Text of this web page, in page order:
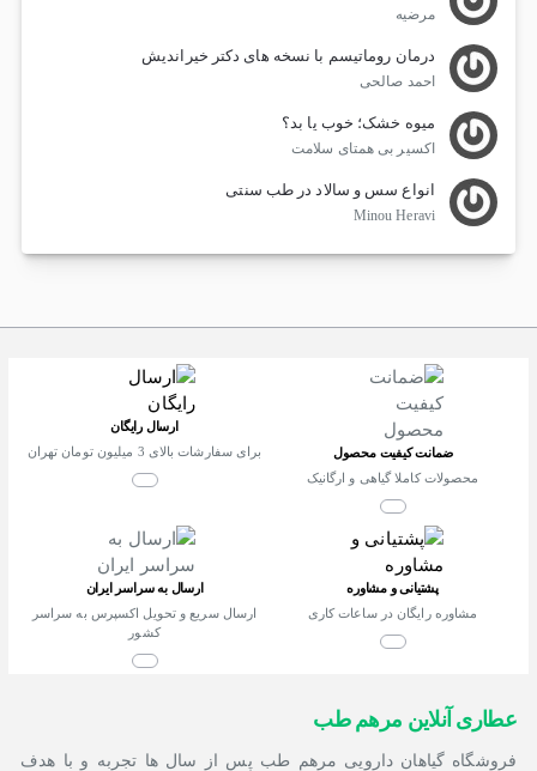
مرضیه
درمان روماتیسم با نسخه های دکتر خیراندیش
احمد صالحی
میوه خشک؛ خوب یا بد؟
اکسیر بی همتای سلامت
انواع سس و سالاد در طب سنتی
Minou Heravi
ضمانت کیفیت محصول
محصولات کاملا گیاهی و ارگانیک
ارسال رایگان
برای سفارشات بالای 3 میلیون تومان تهران
پشتیانی و مشاوره
مشاوره رایگان در ساعات کاری
ارسال به سراسر ایران
ارسال سریع و تحویل اکسپرس به سراسر
کشور
عطاری آنلاین مرهم طب
فروشگاه گیاهان دارویی مرهم طب پس از سال ها تجربه و با هدف